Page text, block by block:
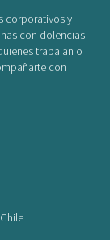
corporativos y
con dolencias
trabajan o
con